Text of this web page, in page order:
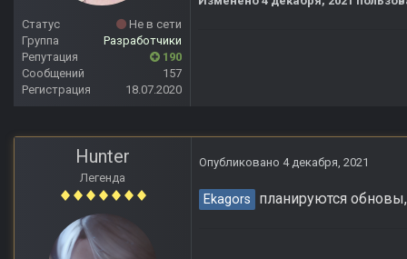
Статус
Не в сети
Группа
Разработчики
Репутация
190
Сообщений
157
Регистрация
18.07.2020
Hunter
Легенда
Опубликовано 4 декабря, 2021
Ekagors планируются